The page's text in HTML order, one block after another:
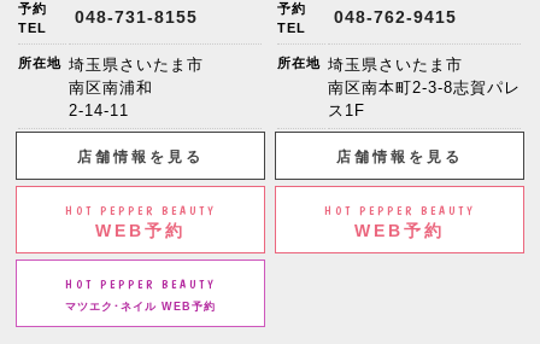
予約
TEL
048-731-8155
所在地 埼玉県さいたま市
南区南浦和
2-14-11
店舗情報を見る
HOT PEPPER BEAUTY
WEB予約
HOT PEPPER BEAUTY
マツエク･ネイル WEB予約
予約
TEL
048-762-9415
所在地 埼玉県さいたま市
南区南本町2-3-8志賀パレ
ス1F
店舗情報を見る
HOT PEPPER BEAUTY
WEB予約